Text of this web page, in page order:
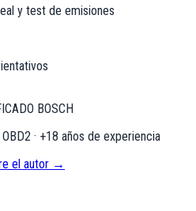
y test de emisiones
BOSCH
· +18 años de experiencia
el autor →